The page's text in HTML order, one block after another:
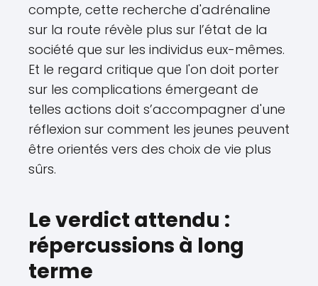
compte, cette recherche d'adrénaline
sur la route révèle plus sur l’état de la
société que sur les individus eux-mêmes.
Et le regard critique que l'on doit porter
sur les complications émergeant de
telles actions doit s’accompagner d'une
réflexion sur comment les jeunes peuvent
être orientés vers des choix de vie plus
sûrs.
Le verdict attendu :
répercussions à long
terme